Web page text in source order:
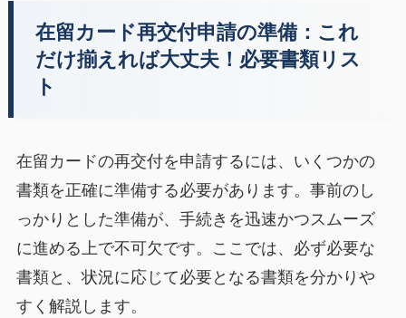
在留カード再交付申請の準備：これ
だけ揃えれば大丈夫！必要書類リス
ト
在留カードの再交付を申請するには、いくつかの
書類を正確に準備する必要があります。事前のし
っかりとした準備が、手続きを迅速かつスムーズ
に進める上で不可欠です。ここでは、必ず必要な
書類と、状況に応じて必要となる書類を分かりや
すく解説します。